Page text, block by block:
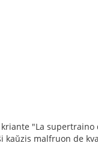
"La
kaŭzis malfruon de